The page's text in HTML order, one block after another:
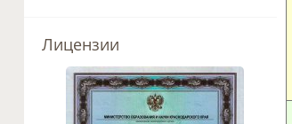
Лицензии